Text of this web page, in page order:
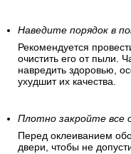
Наведите порядок в
Рекомендуется
очистить его от пыли.
навредить здоровью,
ухудшит их качества.
Плотно закройте все
Перед оклеиванием
двери, чтобы не